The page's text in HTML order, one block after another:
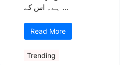
ہے۔ اس کے ...
Read More
Trending